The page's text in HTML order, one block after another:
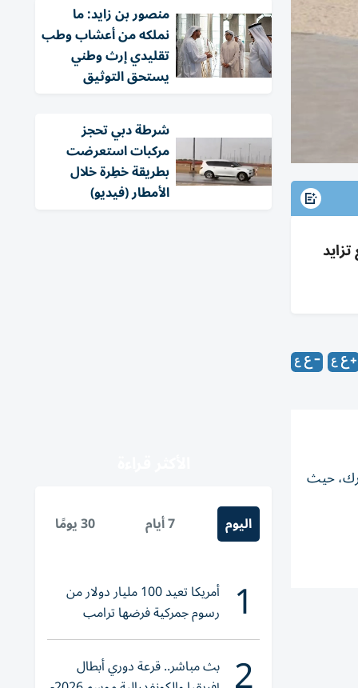
حيث
منصور بن زايد: ما
نملكه من أعشاب وطب
تقليدي إرث وطني
يستحق التوثيق
شرطة دبي تحجز
مركبات استعرضت
بطريقة خطِرة خلال
الأمطار (فيديو)
اليوم 7 أيام 30 يومًا
1 أمريكا تعيد 100 مليار دولار من
رسوم جمركية فرضها ترامب
بث مباشر.. قرعة دوري أبطال